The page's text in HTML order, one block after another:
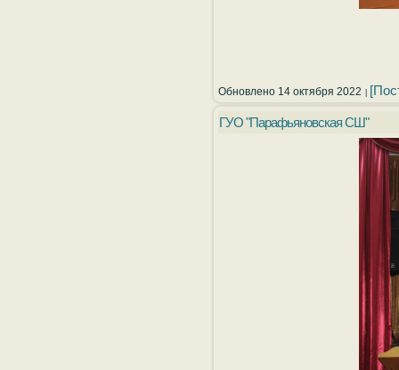
Обновлено 14 октября 2022
ГУО "Парафьяновская СШ"